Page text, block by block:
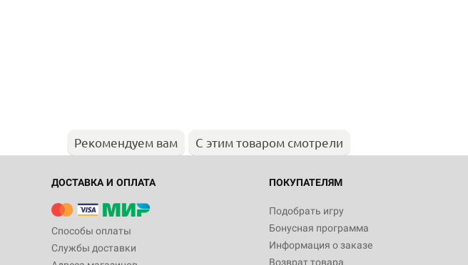
Рекомендуем вам С этим товаром смотрели
ДОСТАВКА И ОПЛАТА
Способы оплаты
Службы доставки
ПОКУПАТЕЛЯМ
Подобрать игру
Бонусная программа
Информация о заказе
Возврат товара